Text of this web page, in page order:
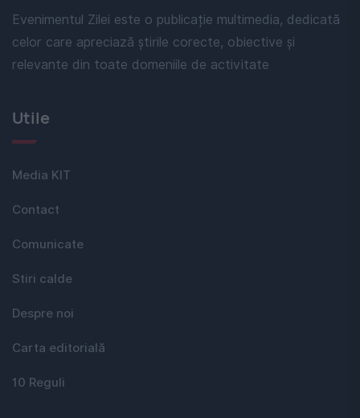
Evenimentul Zilei este o publicație multimedia, dedicată
celor care apreciază știrile corecte, obiective și
relevante din toate domeniile de activitate
Utile
Media KIT
Contact
Comunicate
Stiri calde
Despre noi
Carta editorială
10 Reguli